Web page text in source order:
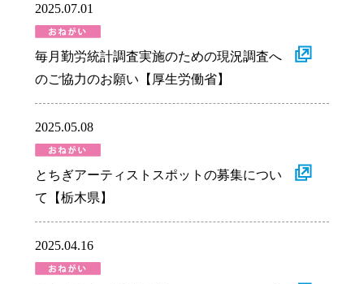
2025.07.01
毎月勤労統計調査実施のための現況調査へ
のご協力のお願い【厚生労働省】
2025.05.08
とちぎアーティストスポットの募集につい
て【栃木県】
2025.04.16